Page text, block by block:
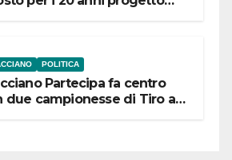
POLITICA
Partecipa fa centro
due campionesse di Tiro a